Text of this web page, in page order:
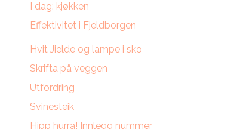
I dag: kjøkken
Effektivitet i Fjeldborgen
Hvit Jielde og lampe i sko
Skrifta på veggen
Utfordring
Svinesteik
Hipp hurra! Innlegg nummer